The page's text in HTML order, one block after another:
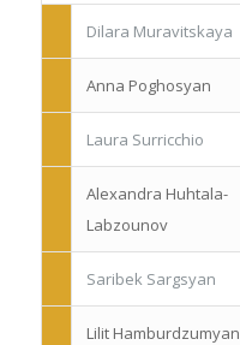
Dilara Muravitskaya
Anna Poghosyan
Laura Surricchio
Alexandra Huhtala-
Labzounov
Saribek Sargsyan
Lilit Hamburdzumyan